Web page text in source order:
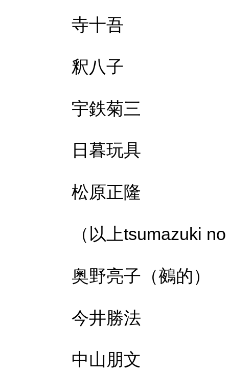
寺十吾
釈八子
宇鉄菊三
日暮玩具
松原正隆
（以上tsumazuki
奥野亮子（鵺的）
今井勝法
中山朋文